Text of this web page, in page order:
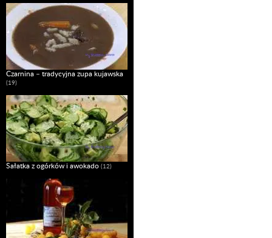
Czarnina – tradycyjna zupa kujawska
(19)
Sałatka z ogórków i awokado (12)